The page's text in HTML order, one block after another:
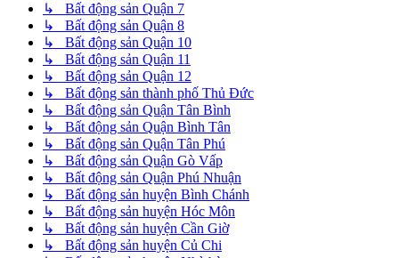
↳ Bất động sản Quận 7
↳ Bất động sản Quận 8
↳ Bất động sản Quận 10
↳ Bất động sản Quận 11
↳ Bất động sản Quận 12
↳ Bất động sản thành phố Thủ Đức
↳ Bất động sản Quận Tân Bình
↳ Bất động sản Quận Bình Tân
↳ Bất động sản Quận Tân Phú
↳ Bất động sản Quận Gò Vấp
↳ Bất động sản Quận Phú Nhuận
↳ Bất động sản huyện Bình Chánh
↳ Bất động sản huyện Hóc Môn
↳ Bất động sản huyện Cần Giờ
↳ Bất động sản huyện Củ Chi